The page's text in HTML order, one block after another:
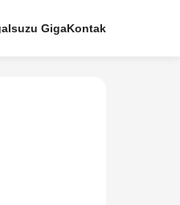
Isuzu GigaKontak